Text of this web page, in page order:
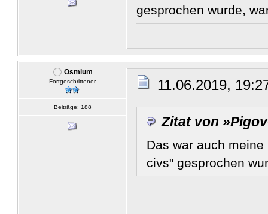
gesprochen wurde,
Osmium
Fortgeschrittener
Beiträge: 188
11.06.2019,
Zitat von
Das war auch
civs" gesprochen